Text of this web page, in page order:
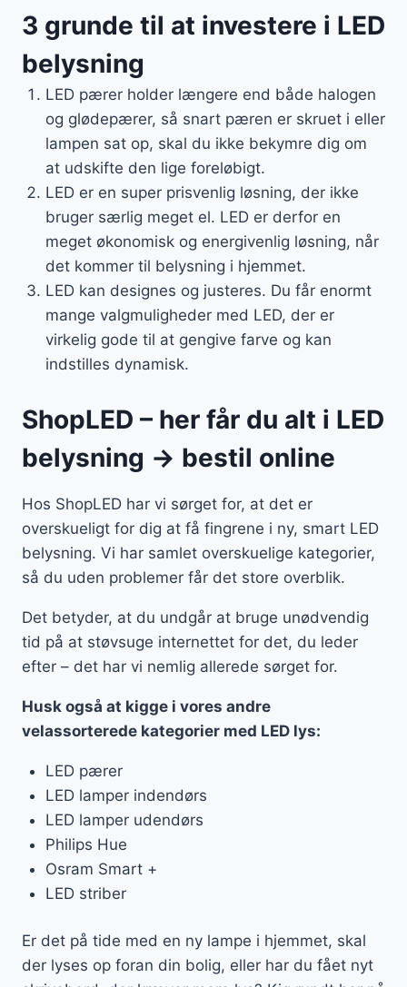
3 grunde til at investere i LED
belysning
LED pærer holder længere end både halogen
og glødepærer, så snart pæren er skruet i eller
lampen sat op, skal du ikke bekymre dig om
at udskifte den lige foreløbigt.
LED er en super prisvenlig løsning, der ikke
bruger særlig meget el. LED er derfor en
meget økonomisk og energivenlig løsning, når
det kommer til belysning i hjemmet.
LED kan designes og justeres. Du får enormt
mange valgmuligheder med LED, der er
virkelig gode til at gengive farve og kan
indstilles dynamisk.
ShopLED – her får du alt i LED
belysning → bestil online
Hos ShopLED har vi sørget for, at det er
overskueligt for dig at få fingrene i ny, smart LED
belysning. Vi har samlet overskuelige kategorier,
så du uden problemer får det store overblik.
Det betyder, at du undgår at bruge unødvendig
tid på at støvsuge internettet for det, du leder
efter – det har vi nemlig allerede sørget for.
Husk også at kigge i vores andre
velassorterede kategorier med LED lys:
LED pærer
LED lamper indendørs
LED lamper udendørs
Philips Hue
Osram Smart +
LED striber
Er det på tide med en ny lampe i hjemmet, skal
der lyses op foran din bolig, eller har du fået nyt